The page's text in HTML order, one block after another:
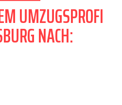
UMZUGSPROFI
NACH: